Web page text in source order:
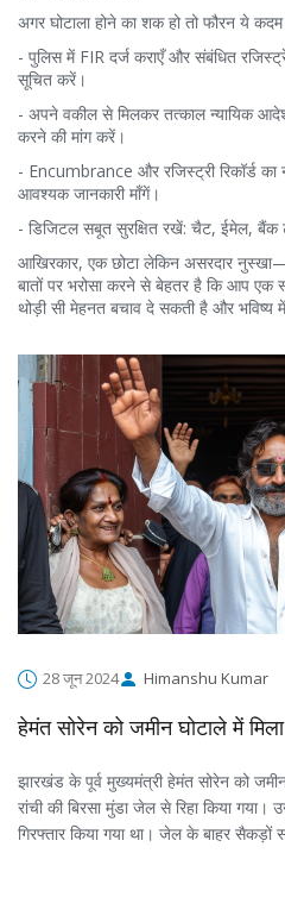
अगर घोटाला होने का शक हो तो फौरन ये कदम
- पुलिस में FIR दर्ज कराएँ और संबंधित
सूचित करें।
- अपने वकील से मिलकर तत्काल न्यायिक
करने की मांग करें।
- Encumbrance और रजिस्ट्री रिकॉर्ड
आवश्यक जानकारी माँगें।
- डिजिटल सबूत सुरक्षित रखें: चैट, ईमेल, बैंक
आखिरकार, एक छोटा लेकिन असरदार
बातों पर भरोसा करने से बेहतर है कि आप एक
थोड़ी सी मेहनत बचाव दे सकती है और भविष्य
28 जून 2024 Himanshu Kumar
हेमंत सोरेन को जमीन घोटाले में
झारखंड के पूर्व मुख्यमंत्री हेमंत सोरेन को
रांची की बिरसा मुंडा जेल से रिहा किया गया।
गिरफ्तार किया गया था। जेल के बाहर